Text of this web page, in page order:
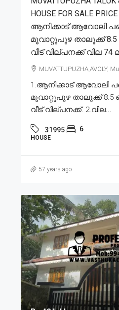
HOUSE FOR SALE
ആനിക്കാട് ആവോലി
മൂവാറ്റുപുഴ താലൂക്ക് 8.5
വീട് വില്പനക്ക് വില 74
MUVATTUPUZHA,AVOLY,
1.ആനിക്കാട് ആവോലി
മൂവാറ്റുപുഴ താലൂക്ക് 8.5
വീട് വില്പനക്ക്. 2.വില...
31995 6
HOUSE
57 years ago